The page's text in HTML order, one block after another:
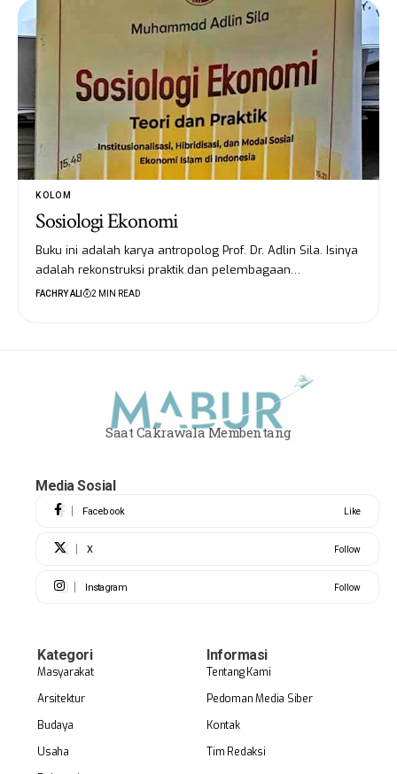
KOLOM
Sosiologi Ekonomi
Buku ini adalah karya antropolog Prof. Dr. Adlin Sila. Isinya
adalah rekonstruksi praktik dan pelembagaan…
FACHRY ALI 2 MIN READ
Saat Cakrawala Membentang
Media Sosial
Facebook Like
X Follow
Instagram Follow
Kategori
Masyarakat
Arsitektur
Budaya
Usaha
Informasi
Tentang Kami
Pedoman Media Siber
Kontak
Tim Redaksi